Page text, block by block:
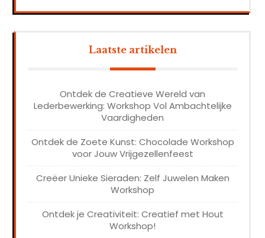
Laatste artikelen
Ontdek de Creatieve Wereld van
Lederbewerking: Workshop Vol Ambachtelijke
Vaardigheden
Ontdek de Zoete Kunst: Chocolade Workshop
voor Jouw Vrijgezellenfeest
Creëer Unieke Sieraden: Zelf Juwelen Maken
Workshop
Ontdek je Creativiteit: Creatief met Hout
Workshop!